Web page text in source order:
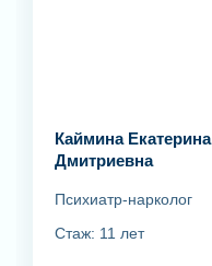
Каймина Екатерина
Дмитриевна
Психиатр-нарколог
Стаж: 11 лет